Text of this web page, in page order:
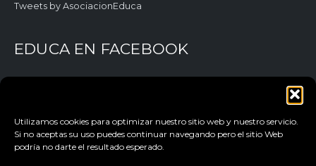
Utilizamos cookies para optimizar nuestro sitio web y nuestro servicio.
Si no aceptas su uso puedes continuar navegando pero el sitio Web
podría no darte el resultado esperado.
Tweets by AsociacionEduca
EDUCA EN FACEBOOK